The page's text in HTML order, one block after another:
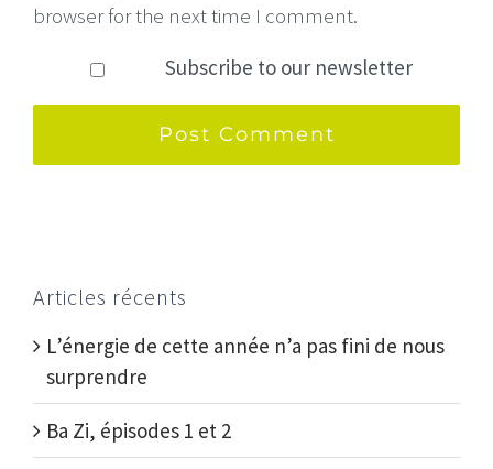
browser for the next time I comment.
Subscribe to our newsletter
Articles récents
L’énergie de cette année n’a pas fini de nous
surprendre
Ba Zi, épisodes 1 et 2